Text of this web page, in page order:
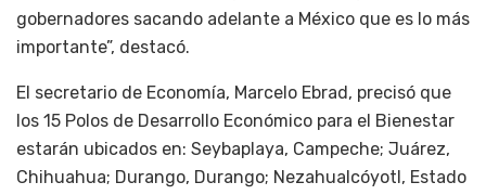
gobernadores sacando adelante a México que es lo más
importante”, destacó.
El secretario de Economía, Marcelo Ebrad, precisó que
los 15 Polos de Desarrollo Económico para el Bienestar
estarán ubicados en: Seybaplaya, Campeche; Juárez,
Chihuahua; Durango, Durango; Nezahualcóyotl, Estado